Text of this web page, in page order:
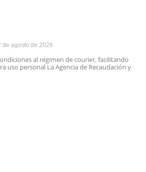
de agosto de 2026
al régimen de courier, facilitando
uso personal La Agencia de Recaudación y